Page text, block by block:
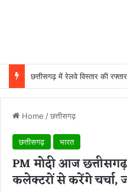
Home /छत्तीसगढ़
छत्तीसगढ़ भारत
PM मोदी आज
कलेक्टरों से करेंगे चर्चा,